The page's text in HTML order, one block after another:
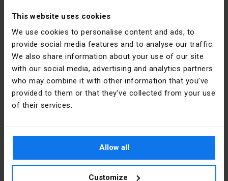
This website uses cookies
We use cookies to personalise content and ads, to
provide social media features and to analyse our traffic.
We also share information about your use of our site
with our social media, advertising and analytics partners
who may combine it with other information that you’ve
provided to them or that they’ve collected from your use
of their services.
Allow all
Customize
Opis produktu
STYK MĘSKI AMP SUPERSEAL 0,75-1,5MM2
poniedziałek - piątek:7:00 -